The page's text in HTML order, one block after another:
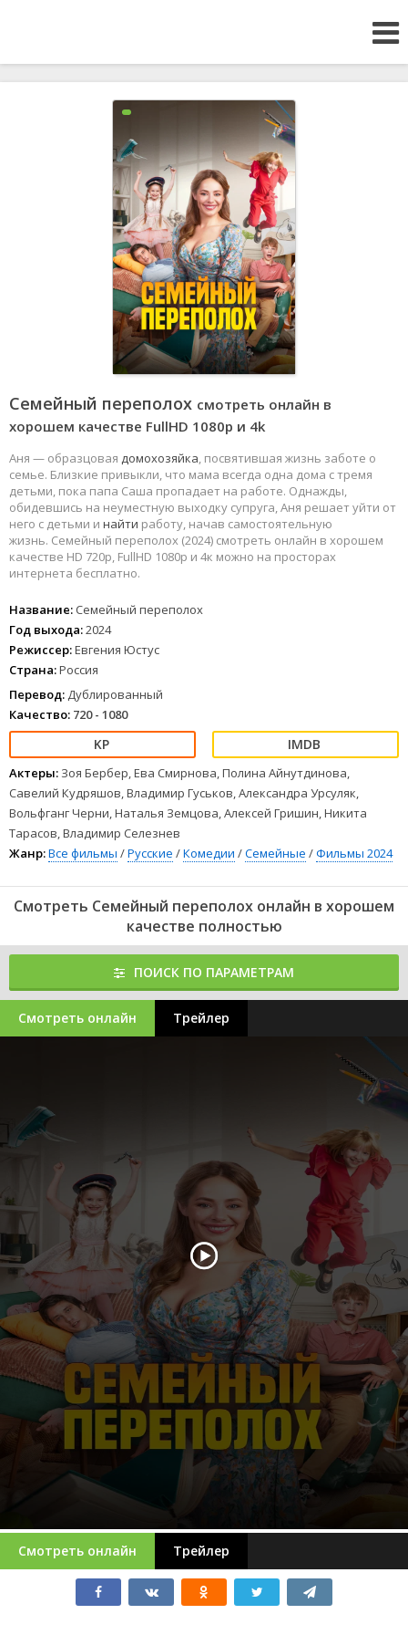
Семейный переполох смотреть онлайн в
хорошем качестве FullHD 1080p и 4k
Аня — образцовая домохозяйка, посвятившая жизнь заботе о
семье. Близкие привыкли, что мама всегда одна дома с тремя
детьми, пока папа Саша пропадает на работе. Однажды,
обидевшись на неуместную выходку супруга, Аня решает уйти от
него с детьми и найти работу, начав самостоятельную
жизнь. Семейный переполох (2024) смотреть онлайн в хорошем
качестве HD 720p, FullHD 1080p и 4к можно на просторах
интернета бесплатно.
Название: Семейный переполох
Год выхода:2024
Режиссер:Евгения Юстус
Страна:Россия
Перевод: Дублированный
Качество: 720 - 1080
Актеры: Зоя Бербер, Ева Смирнова, Полина Айнутдинова,
Савелий Кудряшов, Владимир Гуськов, Александра Урсуляк,
Вольфганг Черни, Наталья Земцова, Алексей Гришин, Никита
Тарасов, Владимир Селезнев
Жанр:Все фильмы /Русские /Комедии /Семейные /Фильмы 2024
Смотреть Семейный переполох онлайн в хорошем
качестве полностью
ПОИСК ПО ПАРАМЕТРАМ
Смотреть онлайн Трейлер
Смотреть онлайн Трейлер